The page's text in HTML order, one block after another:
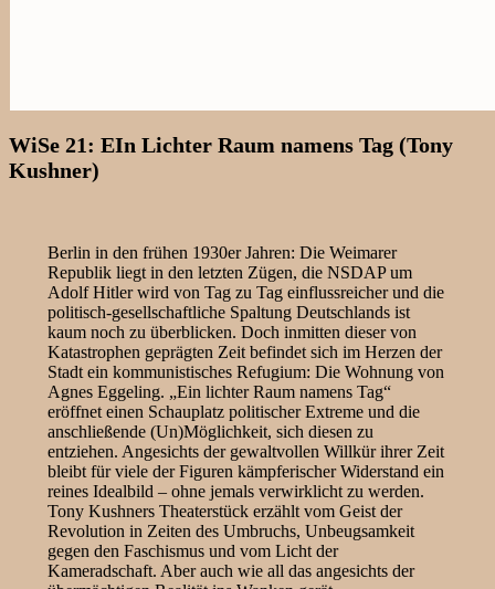
WiSe 21: EIn Lichter Raum namens Tag (Tony
Kushner)
Berlin in den frühen 1930er Jahren: Die Weimarer
Republik liegt in den letzten Zügen, die NSDAP um
Adolf Hitler wird von Tag zu Tag einflussreicher und die
politisch-gesellschaftliche Spaltung Deutschlands ist
kaum noch zu überblicken. Doch inmitten dieser von
Katastrophen geprägten Zeit befindet sich im Herzen der
Stadt ein kommunistisches Refugium: Die Wohnung von
Agnes Eggeling. „Ein lichter Raum namens Tag“
eröffnet einen Schauplatz politischer Extreme und die
anschließende (Un)Möglichkeit, sich diesen zu
entziehen. Angesichts der gewaltvollen Willkür ihrer Zeit
bleibt für viele der Figuren kämpferischer Widerstand ein
reines Idealbild – ohne jemals verwirklicht zu werden.
Tony Kushners Theaterstück erzählt vom Geist der
Revolution in Zeiten des Umbruchs, Unbeugsamkeit
gegen den Faschismus und vom Licht der
Kameradschaft. Aber auch wie all das angesichts der